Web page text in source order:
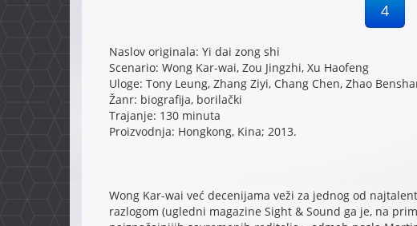
4
Naslov originala: Yi dai zong shi
Scenario: Wong Kar-wai, Zou Jingzhi, Xu Haofeng
Uloge: Tony Leung, Zhang Ziyi, Chang Chen, Zhao
Žanr: biografija, borilački
Trajanje: 130 minuta
Proizvodnja: Hongkong, Kina; 2013.
Wong Kar-wai već decenijama veži za jednog od
razlogom (ugledni magazine Sight & Sound ga je, na